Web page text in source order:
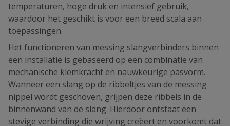
temperaturen, hoge druk en intensief gebruik,
waardoor het geschikt is voor een breed scala aan
toepassingen.
Het functioneren van messing slangverbinders binnen
een installatie is gebaseerd op een combinatie van
mechanische klemkracht en nauwkeurige pasvorm.
Wanneer een slang op de ribbeltjes van de messing
nippel wordt geschoven, grijpen deze ribbels in de
binnenwand van de slang. Hierdoor ontstaat een
stevige verbinding die wrijving creëert en voorkomt dat